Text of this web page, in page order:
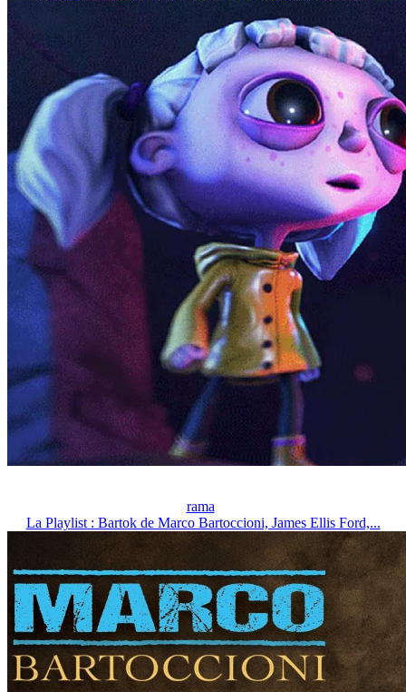
rama
La Playlist : Bartok de Marco Bartoccioni, James Ellis Ford,...